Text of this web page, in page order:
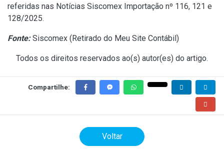
referidas nas Notícias Siscomex Importação nº 116, 121 e
128/2025.
Fonte:Siscomex ( Retirado do Meu Site Contábil )
Todos os direitos reservados ao(s) autor(es) do artigo.
Compartilhe:
Voltar